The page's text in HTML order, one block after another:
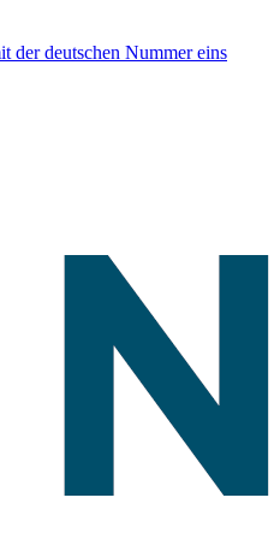
deutschen Nummer eins